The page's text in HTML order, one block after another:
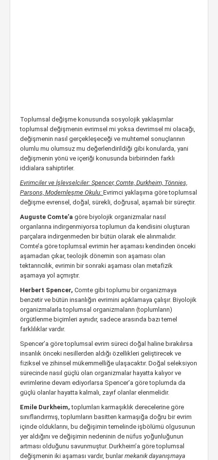
Toplumsal değişme konusunda sosyolojik yaklaşımlar
toplumsal değişmenin evrimsel mi yoksa devrimsel mi olacağı,
değişmenin nasıl gerçekleşeceği ve muhtemel sonuçlarının
olumlu mu olumsuz mu değerlendirildiği gibi konularda, yani
değişmenin yönü ve içeriği konusunda birbirinden farklı
iddialara sahiptirler.
Evrimciler ve İşlevselciler: Spencer, Comte, Durkheim, Tönnies,
Parsons, Modernleşme Okulu: Evrimci yaklaşıma göre toplumsal
değişme evrensel, doğal, sürekli, doğrusal, aşamalı bir süreçtir.
Auguste Comte’a göre biyolojik organizmalar nasıl
organlarına indirgenmiyorsa toplumun da kendisini oluşturan
parçalara indirgenmeden bir bütün olarak ele alınmalıdır.
Comte’a göre toplumsal evrimin her aşaması kendinden önceki
aşamadan çıkar, teolojik dönemin son aşaması olan
tektanrıcılık, evrimin bir sonraki aşaması olan metafizik
aşamaya yol açmıştır.
Herbert Spencer, Comte gibi toplumu bir organizmaya
benzetir ve bütün insanlığın evrimini açıklamaya çalışır. Biyolojik
organizmalarla toplumsal organizmaların (toplumların)
örgütlenme biçimleri aynıdır, sadece arasında bazı temel
farklılıklar vardır.
Spencer’a göre toplumsal evrim süreci doğal haline bırakılırsa
insanlık önceki nesillerden aldığı özellikleri geliştirecek ve
fiziksel ve zihinsel mükemmelliğe ulaşacaktır. Doğal seleksiyon
sürecinde nasıl güçlü olan organizmalar hayatta kalıyor ve
evrimlerine devam ediyorlarsa Spencer’a göre toplumda da
güçlü olanlar hayatta kalmalı, zayıf olanlar elenmelidir.
Emile Durkheim,toplumları karmaşıklık derecelerine göre
sınıflandırmış, toplumların basitten karmaşığa doğru bir evrim
içinde olduklarını, bu değişimin temelinde işbölümü olgusunun
yer aldığını ve değişimin nedeninin de nüfus yoğunluğunun
artması olduğunu savunmuştur. Durkheim’a göre toplumsal
değişmenin iki aşaması vardır, bunlarmekanik dayanışmaya